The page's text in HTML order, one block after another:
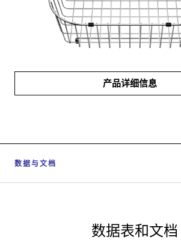
产品详细信息
数据与文档
数据表和文档